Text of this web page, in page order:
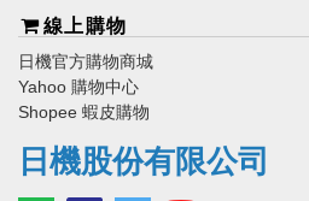
線上購物
日機官方購物商城
Yahoo 購物中心
Shopee 蝦皮購物
日機股份有限公司